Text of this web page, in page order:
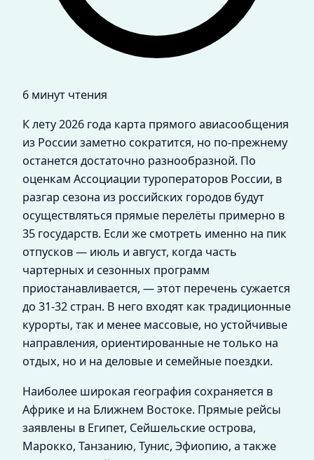
6 минут чтения
К лету 2026 года карта прямого авиасообщения
из России заметно сократится, но по-прежнему
останется достаточно разнообразной. По
оценкам Ассоциации туроператоров России, в
разгар сезона из российских городов будут
осуществляться прямые перелёты примерно в
35 государств. Если же смотреть именно на пик
отпусков — июль и август, когда часть
чартерных и сезонных программ
приостанавливается, — этот перечень сужается
до 31-32 стран. В него входят как традиционные
курорты, так и менее массовые, но устойчивые
направления, ориентированные не только на
отдых, но и на деловые и семейные поездки.
Наиболее широкая география сохраняется в
Африке и на Ближнем Востоке. Прямые рейсы
заявлены в Египет, Сейшельские острова,
Марокко, Танзанию, Тунис, Эфиопию, а также